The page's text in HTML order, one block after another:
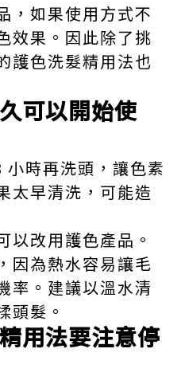
，如果使用方式不
效果。因此除了挑
護色洗髮精用法也
可以開始使
時再洗頭，讓色素
太早清洗，可能造
以改用護色產品。
因為熱水容易讓毛
率。建議以溫水清
頭髮。
用法要注意停